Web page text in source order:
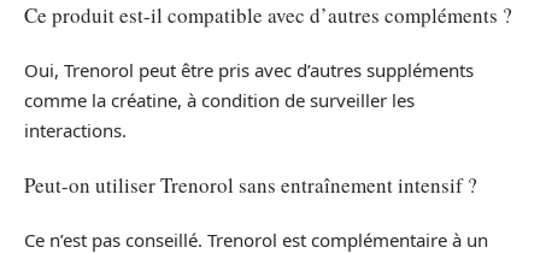
Ce produit est-il compatible avec d’autres compléments ?
Oui, Trenorol peut être pris avec d’autres suppléments
comme la créatine, à condition de surveiller les
interactions.
Peut-on utiliser Trenorol sans entraînement intensif ?
Ce n’est pas conseillé. Trenorol est complémentaire à un